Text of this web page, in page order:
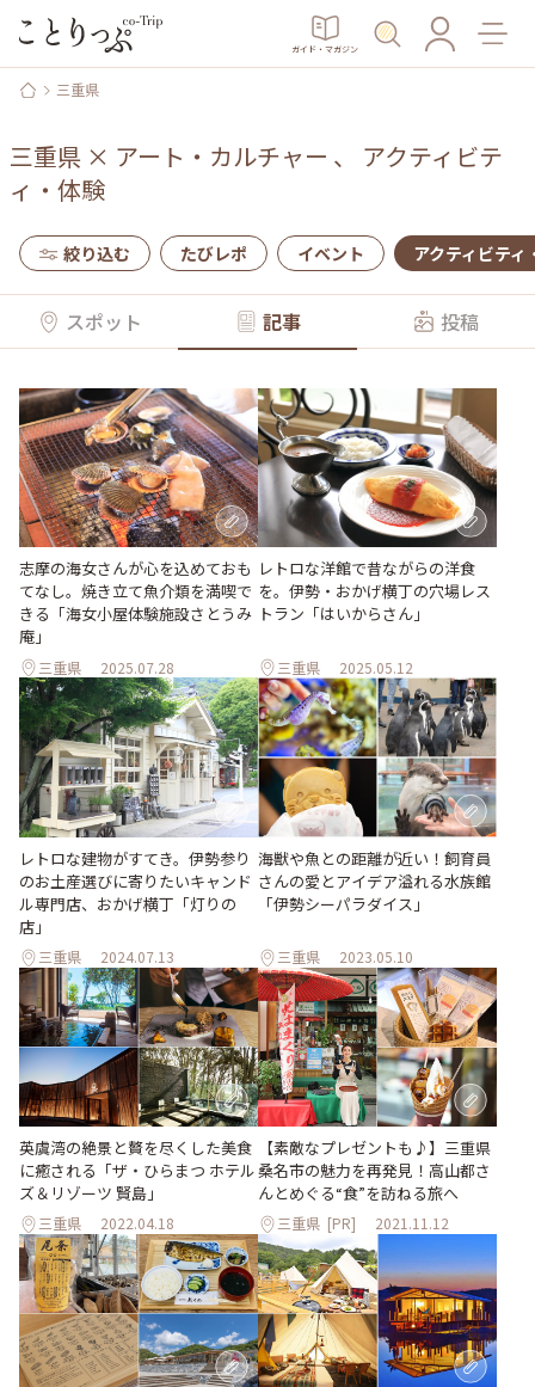
ガイド・マガジン
三重県
三重県 × アート・カルチャー 、 アクティビテ
ィ・体験
絞り込む たびレポ イベント アクティビティ
スポット 記事 投稿
志摩の海女さんが心を込めておも
てなし。焼き立て魚介類を満喫で
きる「海女小屋体験施設さとうみ
庵」
三重県 2025.07.28
レトロな洋館で昔ながらの洋食
を。伊勢・おかげ横丁の穴場レス
トラン「はいからさん」
三重県 2025.05.12
レトロな建物がすてき。伊勢参り
のお土産選びに寄りたいキャンド
ル専門店、おかげ横丁「灯りの
店」
三重県 2024.07.13
海獣や魚との距離が近い！飼育員
さんの愛とアイデア溢れる水族館
「伊勢シーパラダイス」
三重県 2023.05.10
英虞湾の絶景と贅を尽くした美食
に癒される「ザ・ひらまつ ホテル
ズ＆リゾーツ 賢島」
三重県 2022.04.18
【素敵なプレゼントも♪】三重県
桑名市の魅力を再発見！高山都さ
んとめぐる“食”を訪ねる旅へ
三重県 [PR] 2021.11.12